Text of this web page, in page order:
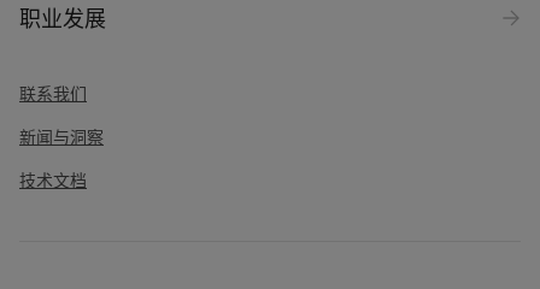
职业发展
联系我们
新闻与洞察
技术文档